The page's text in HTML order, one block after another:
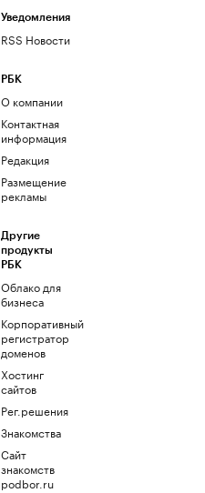
Уведомления
RSS Новости
РБК
О компании
Контактная
информация
Редакция
Размещение
рекламы
Другие
продукты
РБК
Облако для
бизнеса
Корпоративный
регистратор
доменов
Хостинг
сайтов
Рег.решения
Знакомства
Сайт
знакомств
podbor.ru